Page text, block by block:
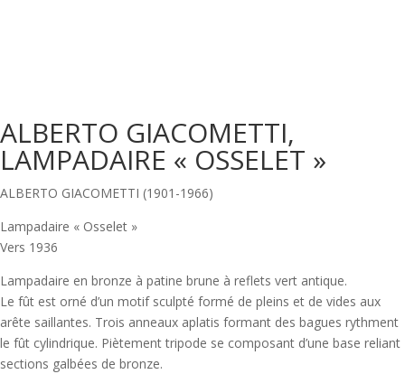
ALBERTO GIACOMETTI,
LAMPADAIRE « OSSELET »
ALBERTO GIACOMETTI (1901-1966)
Lampadaire « Osselet »
Vers 1936
Lampadaire en bronze à patine brune à reflets vert antique.
Le fût est orné d’un motif sculpté formé de pleins et de vides aux
arête saillantes. Trois anneaux aplatis formant des bagues rythment
le fût cylindrique. Piètement tripode se composant d’une base reliant
sections galbées de bronze.